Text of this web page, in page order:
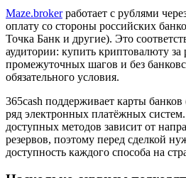
Maze.brokerработает с рублями
оплату со стороны российских
Точка Банк и другие). Это
аудитории: купить криптовалюту
промежуточных шагов и без
обязательного условия.
365cash поддерживает карты
ряд электронных платёжных
доступных методов зависит от
резервов, поэтому перед сделкой
доступность каждого способа на